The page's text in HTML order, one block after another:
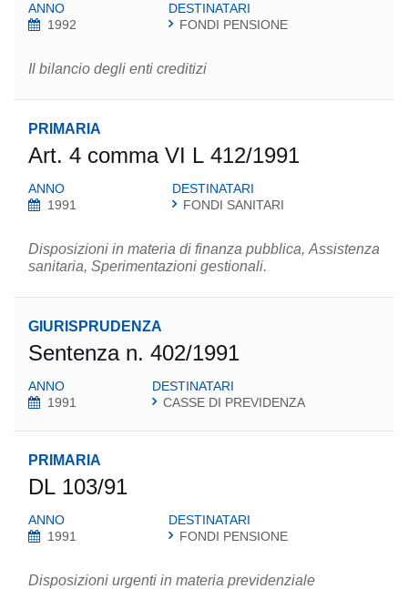
ANNO
1992
DESTINATARI
FONDI PENSIONE
Il bilancio degli enti creditizi
PRIMARIA
Art. 4 comma VI L 412/1991
ANNO
1991
DESTINATARI
FONDI SANITARI
Disposizioni in materia di finanza pubblica, Assistenza
sanitaria, Sperimentazioni gestionali.
GIURISPRUDENZA
Sentenza n. 402/1991
ANNO
1991
DESTINATARI
CASSE DI PREVIDENZA
PRIMARIA
DL 103/91
ANNO
1991
DESTINATARI
FONDI PENSIONE
Disposizioni urgenti in materia previdenziale